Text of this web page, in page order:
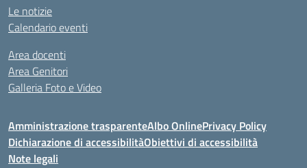
Le notizie
Calendario eventi
Area docenti
Area Genitori
Galleria Foto e Video
Amministrazione trasparenteAlbo OnlinePrivacy Policy
Dichiarazione di accessibilitàObiettivi di accessibilità
Note legali